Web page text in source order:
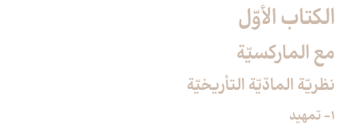
الكتاب الأوّل‏
مع الماركسيّة
نظريّة المادّيّة التأريخيّة
1- تمهيد